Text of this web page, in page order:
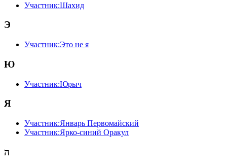
Участник:Шахид
Э
Участник:Это не я
Ю
Участник:Юрыч
Я
Участник:Январь Первомайский
Участник:Ярко-синий Оракул
ה